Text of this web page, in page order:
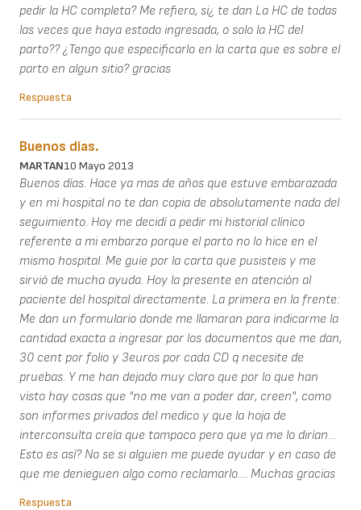
pedir la HC completa? Me refiero, si¿ te dan La HC de todas
las veces que haya estado ingresada, o solo la HC del
parto?? ¿Tengo que especificarlo en la carta que es sobre el
parto en algun sitio? gracias
Respuesta
Buenos días.
MARTAN10 Mayo 2013
Buenos días. Hace ya mas de años que estuve embarazada
y en mi hospital no te dan copia de absolutamente nada del
seguimiento. Hoy me decidí a pedir mi historial clínico
referente a mi embarzo porque el parto no lo hice en el
mismo hospital. Me guie por la carta que pusisteis y me
sirvió de mucha ayuda. Hoy la presente en atención al
paciente del hospital directamente. La primera en la frente:
Me dan un formulario donde me llamaran para indicarme la
cantidad exacta a ingresar por los documentos que me dan,
30 cent por folio y 3euros por cada CD q necesite de
pruebas. Y me han dejado muy claro que por lo que han
visto hay cosas que "no me van a poder dar, creen", como
son informes privados del medico y que la hoja de
interconsulta creía que tampoco pero que ya me lo dirían...
Esto es así? No se si alguien me puede ayudar y en caso de
que me denieguen algo como reclamarlo.... Muchas gracias
Respuesta